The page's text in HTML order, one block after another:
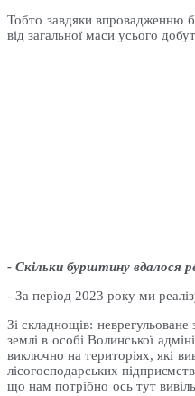
Тобто завдяки впровадженню
від загальної маси усього
- Скільки бурштину вдалося
- За період 2023 року ми
Зі складнощів:
землі в особі Волинської
виключно на територіях, які
лісогосподарських
що нам потрібно ось тут